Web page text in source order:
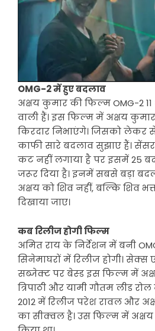
OMG-2 में हुए बदलाव
अक्षय कुमार की फिल्म OMG-2
वाली हैं। इस फिल्म में अक्षय
किरदार निभाएंगे। जिसको लेकर
काफी सारे बदलाव सुझाए हैं।
कट नहीं लगाया है पर इसमें 25
जरूर दिया है। इनमें सबसे बड़ा
अक्षय को शिव नहीं, बल्कि शिव
दिखाया जाए।
कब रिलीज होगी फिल्म
अमित राय के निर्देशन में बनी
सिनेमाघरों में रिलीज होगी।
सब्जेक्ट पर बेस्ड इस फिल्म में
त्रिपाठी और यामी गौतम लीड
2012 में रिलीज परेश रावल और
का सीक्वल है। उस फिल्म में अक्षय